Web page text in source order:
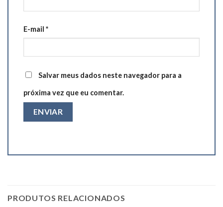
E-mail *
Salvar meus dados neste navegador para a
próxima vez que eu comentar.
PRODUTOS RELACIONADOS